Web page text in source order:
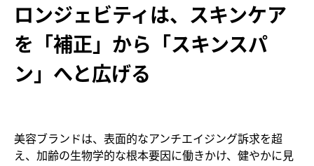
ロンジェビティは、スキンケア
を「補正」から「スキンスパ
ン」へと広げる
美容ブランドは、表面的なアンチエイジング訴求を超
え、加齢の生物学的な根本要因に働きかけ、健やかに見